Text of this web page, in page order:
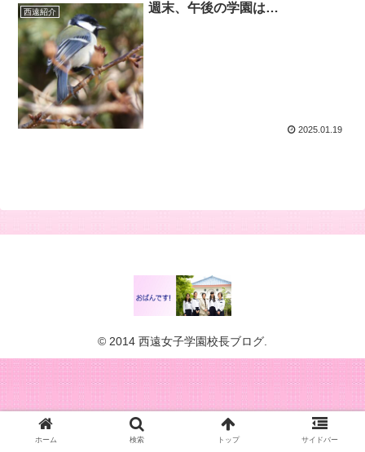
西遠紹介 週末、午後の学園は…
2025.01.19
© 2014 西遠女子学園校長ブログ.
ホーム 検索 トップ サイドバー